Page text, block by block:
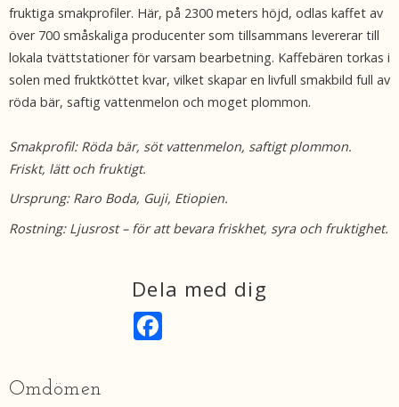
fruktiga smakprofiler. Här, på 2300 meters höjd, odlas kaffet av
över 700 småskaliga producenter som tillsammans levererar till
lokala tvättstationer för varsam bearbetning. Kaffebären torkas i
solen med fruktköttet kvar, vilket skapar en livfull smakbild full av
röda bär, saftig vattenmelon och moget plommon.
Smakprofil: Röda bär, söt vattenmelon, saftigt plommon.
Friskt, lätt och fruktigt.
Ursprung: Raro Boda, Guji, Etiopien.
Rostning: Ljusrost – för att bevara friskhet, syra och fruktighet.
Dela med dig
Omdömen